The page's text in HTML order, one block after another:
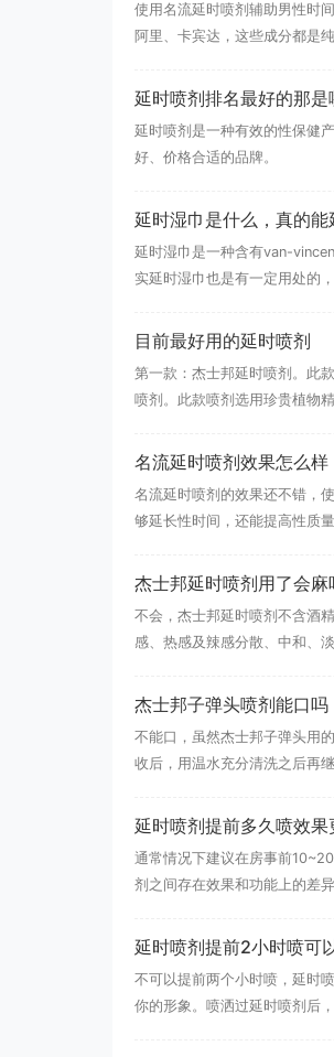
使用名流延时喷剂辅助男性时
阿里、卡宾达，这些成分都是
延时喷剂排名最好的那是
延时喷剂是一种有效的性保健
好、价格合适的品牌。
延时湿巾是什么，真的
延时湿巾是一种含有van-
实延时湿巾也是有一定用处的
目前最好用的延时喷剂
第一款：杰士邦延时喷剂。此
喷剂。此款喷剂选用珍贵植物
名流延时喷剂效果怎么样
名流延时喷剂的效果还不错，
够延长性时间，还能提高性质
杰士邦延时喷剂用了会麻
不会，杰士邦延时喷剂不含酒
感、热感及辣感分散、中和、
杰士邦子弹头喷剂能口吗
不能口，虽然杰士邦子弹头用
收后，用温水充分清洗之后再
延时喷剂提前多久喷效果
通常情况下建议在房事前
剂之间存在效果和功能上的差
延时喷剂提前2小时喷可
不可以提前两个小时喷，延时
你的形象。喷洒过延时喷剂后